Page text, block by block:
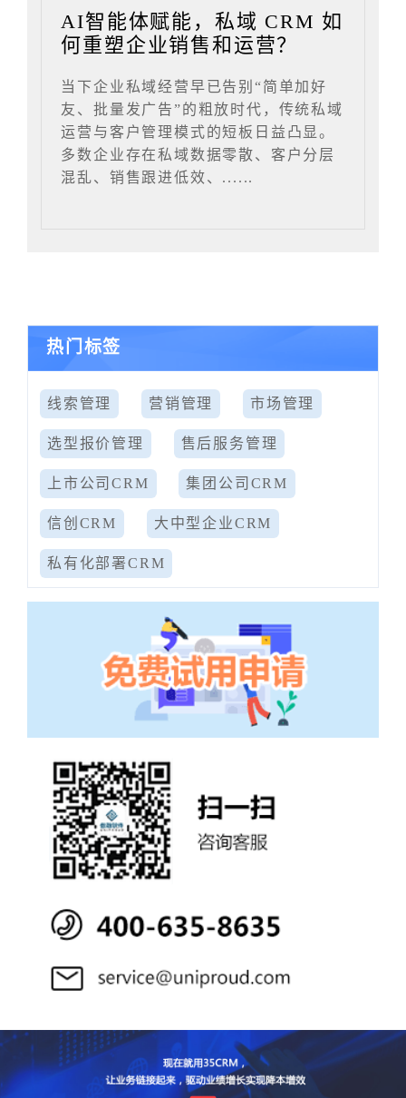
AI智能体赋能，私域 CRM 如
何重塑企业销售和运营？
当下企业私域经营早已告别“简单加好
友、批量发广告”的粗放时代，传统私域
运营与客户管理模式的短板日益凸显。
多数企业存在私域数据零散、客户分层
混乱、销售跟进低效、......
热门标签
线索管理 营销管理 市场管理
选型报价管理 售后服务管理
上市公司CRM 集团公司CRM
信创CRM 大中型企业CRM
私有化部署CRM